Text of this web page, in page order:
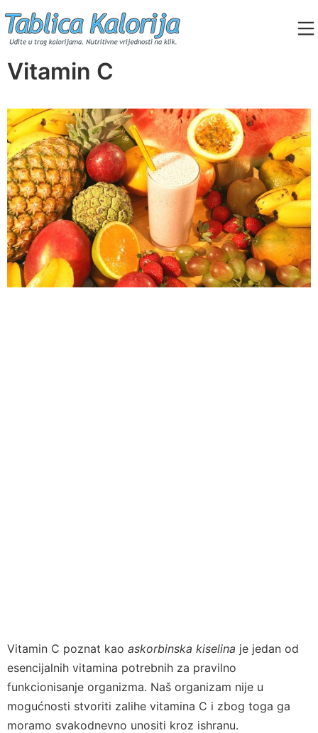
to
content
Tablica Kalorija
Vitamin C
Vitamin C poznat kao askorbinska kiselina je jedan od
esencijalnih vitamina potrebnih za pravilno
funkcionisanje organizma. Naš organizam nije u
mogućnosti stvoriti zalihe vitamina C i zbog toga ga
moramo svakodnevno unositi kroz ishranu.